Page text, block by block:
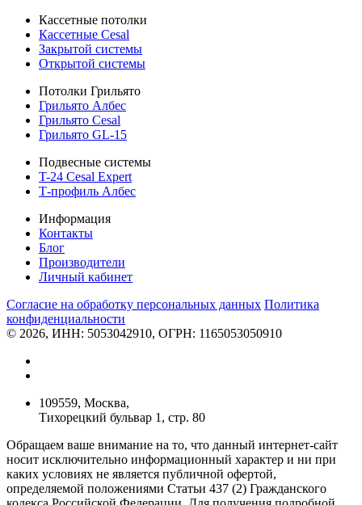
Кассетные потолки
Кассетные Cesal
Закрытой системы
Открытой системы
Потолки Грильято
Грильято Албес
Грильято Cesal
Грильято GL-15
Подвесные системы
T-24 Cesal Expert
Т-профиль Албес
Информация
Контакты
Блог
Производители
Личный кабинет
Согласие на обработку персональных данных Политикa
конфиденциальности
© 2026, ИНН: 5053042910, ОГРН: 1165053050910
109559, Москва,
Тихорецкий бульвар 1, стр. 80
Обращаем ваше внимание на то, что данный интернет-сайт
носит исключительно информационный характер и ни при
каких условиях не является публичной офертой,
определяемой положениями Статьи 437 (2) Гражданского